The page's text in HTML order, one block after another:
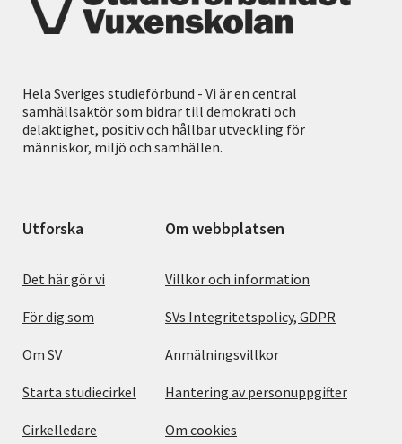
Hela Sveriges studieförbund - Vi är en central
samhällsaktör som bidrar till demokrati och
delaktighet, positiv och hållbar utveckling för
människor, miljö och samhällen.
Utforska
Det här gör vi
För dig som
Om SV
Starta studiecirkel
Cirkelledare
Om webbplatsen
Villkor och information
SVs Integritetspolicy, GDPR
Anmälningsvillkor
Hantering av personuppgifter
Om cookies